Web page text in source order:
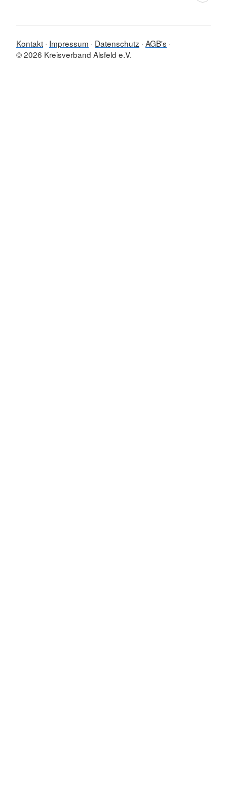
Kontakt Impressum Datenschutz AGB's
© 2026 Kreisverband Alsfeld e.V.